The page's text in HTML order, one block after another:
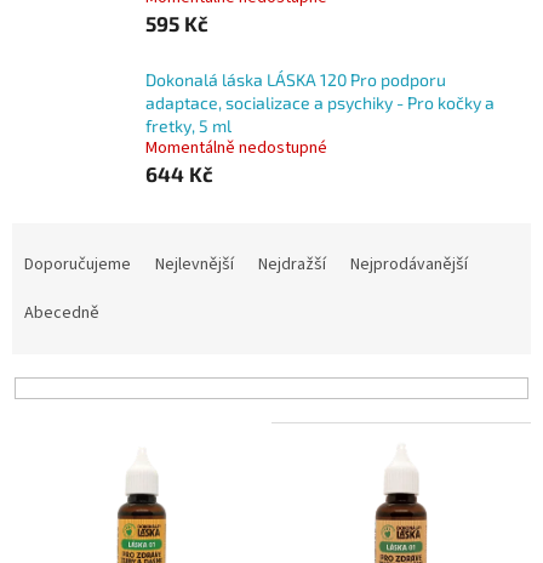
595 Kč
Dokonalá láska LÁSKA 120 Pro podporu
adaptace, socializace a psychiky - Pro kočky a
fretky, 5 ml
Momentálně nedostupné
644 Kč
p
Doporučujeme Nejlevnější Nejdražší
Nejprodávanější
Abecedně